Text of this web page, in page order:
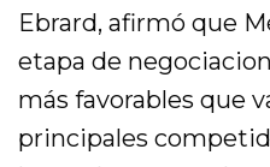
Ebrard, afirmó que
etapa de
más favorables que
principales